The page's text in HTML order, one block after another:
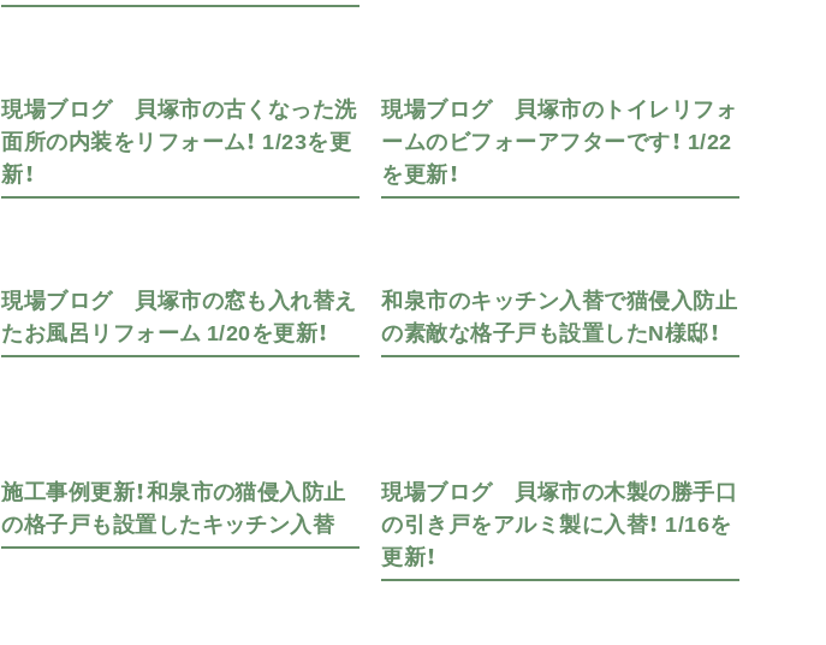
現場ブログ 貝塚市の古くなった洗
面所の内装をリフォーム！ 1/23を更
新！
現場ブログ 貝塚市のトイレリフォ
ームのビフォーアフターです！ 1/22
を更新！
現場ブログ 貝塚市の窓も入れ替え
たお風呂リフォーム 1/20を更新！
和泉市のキッチン入替で猫侵入防止
の素敵な格子戸も設置したN様邸！
施工事例更新！和泉市の猫侵入防止
の格子戸も設置したキッチン入替
現場ブログ 貝塚市の木製の勝手口
の引き戸をアルミ製に入替！ 1/16を
更新！